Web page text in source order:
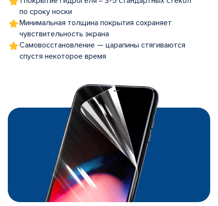
по сроку носки
Минимальная толщина покрытия сохраняет
чувствительность экрана
Самовосстановление — царапины стягиваются
спустя некоторое время